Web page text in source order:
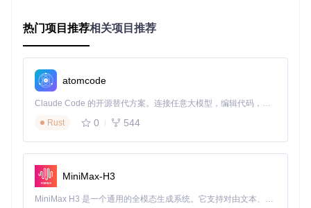
操作指令
运行genshin-wish-export工具
点击界面左上角的"更新数据"按
工具开始自动读取游戏
数据导出：永久保存抽卡记录
存。
操作指令
预期结果
热门项目推荐相关项目推荐
atomcode
Claude Code 的开源替代方案。连接任意大模型，编辑代码，运行命令，自动验证 — 全自动执行。用 Rust 构建，极致性能。 ｜ An open-source alternative to Claude Code. Connect any LLM, edit code, run commands, and verify changes — autonomously. Built in Rust for speed. Get Started
Rust
0 544
MiniMax-H3
MiniMax H3 是一个通用的全模态生成系统。它支持对由文本、图像、视频和音频组成的多模态上下文进行统一理解，并能生成分辨率高达 2K、时长可达 15 秒的带原生立体声音频的视频。得益于面向任务泛化的系统设计，H3 在预训练阶段就已具备广泛的多模态上下文理解与生成能力，能够出色地执行复杂的多模态指令。